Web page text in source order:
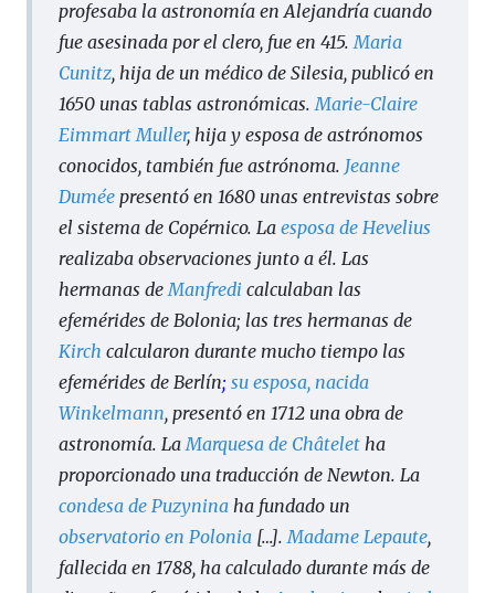
profesaba la astronomía en Alejandría cuando
fue asesinada por el clero, fue en 415.Maria
Cunitz, hija de un médico de Silesia, publicó en
1650 unas tablas astronómicas.Marie-Claire
Eimmart Muller, hija y esposa de astrónomos
conocidos, también fue astrónoma. Jeanne
Dumée presentó en 1680 unas entrevistas sobre
el sistema de Copérnico. La esposa de Hevelius
realizaba observaciones junto a él. Las
hermanas deManfredi calculaban las
efemérides de Bolonia; las tres hermanas de
Kirch calcularon durante mucho tiempo las
efemérides de Berlín; su esposa, nacida
Winkelmann, presentó en 1712 una obra de
astronomía. LaMarquesa de Châtelet ha
proporcionado una traducción de Newton. La
condesa de Puzynina ha fundado un
observatorio en Polonia […].Madame Lepaute,
fallecida en 1788, ha calculado durante más de